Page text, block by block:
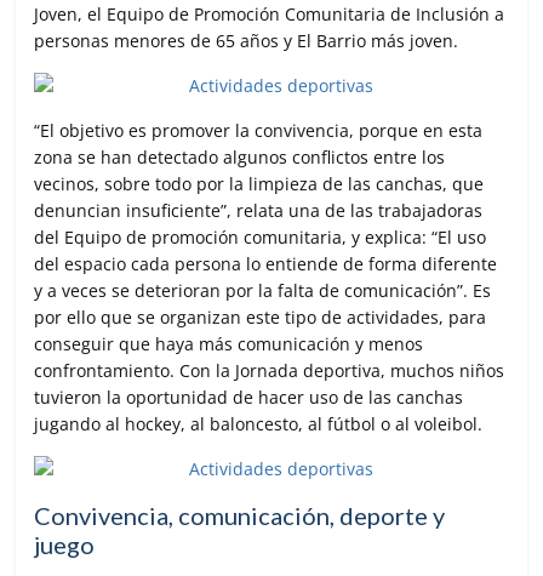
Joven, el Equipo de Promoción Comunitaria de Inclusión a
personas menores de 65 años y El Barrio más joven.
“El objetivo es promover la convivencia, porque en esta
zona se han detectado algunos conflictos entre los
vecinos, sobre todo por la limpieza de las canchas, que
denuncian insuficiente”, relata una de las trabajadoras
del Equipo de promoción comunitaria, y explica: “El uso
del espacio cada persona lo entiende de forma diferente
y a veces se deterioran por la falta de comunicación”. Es
por ello que se organizan este tipo de actividades, para
conseguir que haya más comunicación y menos
confrontamiento. Con la Jornada deportiva, muchos niños
tuvieron la oportunidad de hacer uso de las canchas
jugando al hockey, al baloncesto, al fútbol o al voleibol.
Convivencia, comunicación, deporte y
juego